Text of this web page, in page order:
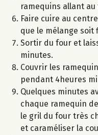
ramequins allant
Faire cuire au
que le mélange soit
Sortir du four et
minutes.
Couvrir les
pendant 4heures
Quelques minutes
chaque ramequin
le gril du four très
et caraméliser la